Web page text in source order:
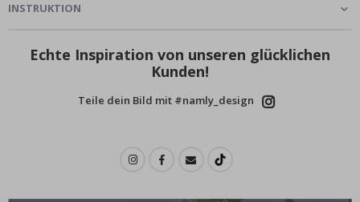
INSTRUKTION
Echte Inspiration von unseren glücklichen
Kunden!
Teile dein Bild mit #namly_design